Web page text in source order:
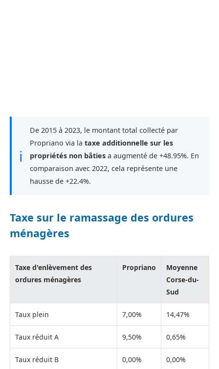
ℹ
De 2015 à 2023, le montant total collecté par
Propriano via la taxe additionnelle sur les
propriétés non bâties a augmenté de +48.95%. En
comparaison avec 2022, cela représente une
hausse de +22.4%.
Taxe sur le ramassage des ordures
ménagères
Taxe d'enlèvement des
ordures ménagères
Propriano
Moyenne
Corse-du-
Sud
Taux plein 7,00% 14,47%
Taux réduit A 9,50% 0,65%
Taux réduit B 0,00% 0,00%